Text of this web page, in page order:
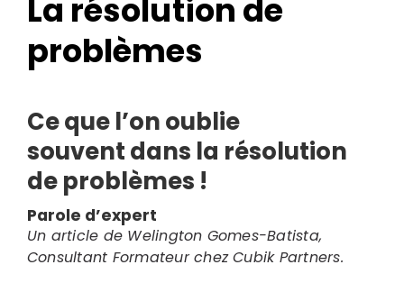
La résolution de
problèmes
Ce que l’on oublie
souvent dans la résolution
de problèmes !
Parole d’expert
Un article de Welington Gomes-Batista,
Consultant Formateur chez Cubik Partners.
Search
for: